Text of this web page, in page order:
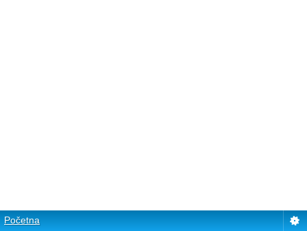
Početna